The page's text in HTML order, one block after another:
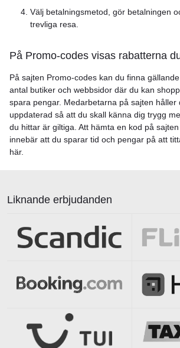
Välj betalningsmetod, gör betalningen
trevliga resa.
På Promo-codes visas rabatterna
På sajten Promo-codes kan du finna
antal butiker och webbsidor där du kan
spara pengar. Medarbetarna på sajten håller
uppdaterad så att du skall känna dig trygg
du hittar är giltiga. Att hämta en kod på
innebär att du sparar tid och pengar på att
här.
Liknande erbjudanden